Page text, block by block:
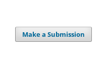
Make a Submission